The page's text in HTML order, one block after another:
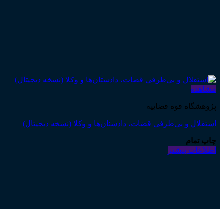
مشاهده
پژوهشگاه قوه قضاییه
استقلال و بی‌طرفی قضات، دادستان‌ها و وکلا (نسخه دیجیتال)
چاپ تمام
اطلاعات بیشتر